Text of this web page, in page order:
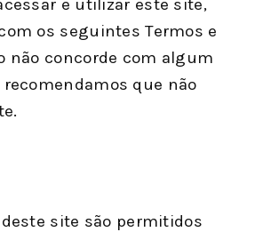
e utilizar este site,
os seguintes Termos e
não concorde com algum
que não
deste site são permitidos